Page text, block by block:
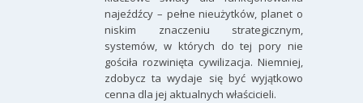
najeźdźcy – pełne nieużytków, planet o
niskim znaczeniu strategicznym,
systemów, w których do tej pory nie
gościła rozwinięta cywilizacja. Niemniej,
zdobycz ta wydaje się być wyjątkowo
cenna dla jej aktualnych właścicieli.